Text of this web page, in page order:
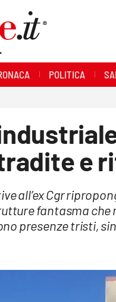
POLITICA
e
all’ex Cgr
fantasma che
presenze tristi,